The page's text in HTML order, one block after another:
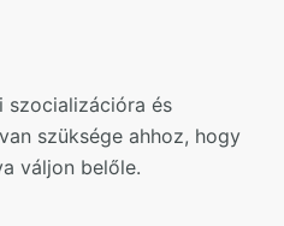
szocializációra és
szüksége ahhoz, hogy
váljon belőle.